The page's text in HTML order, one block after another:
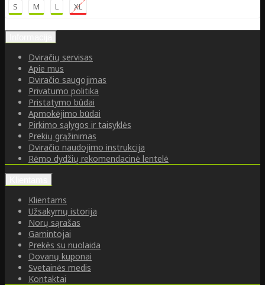
S M L XL
Dviračių servisas
Apie mus
Dviračio saugojimas
Privatumo politika
Pristatymo būdai
Apmokėjimo būdai
Pirkimo sąlygos ir taisyklės
Prekių grąžinimas
Dviračio naudojimo instrukcija
Rėmo dydžių rekomendacinė lentelė
Klientams
Užsakymų istorija
Norų sąrašas
Gamintojai
Prekės su nuolaida
Dovanų kuponai
Svetainės medis
Kontaktai